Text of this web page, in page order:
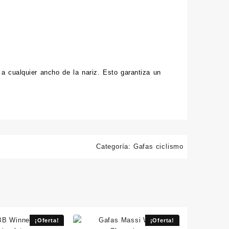
cualquier ancho de la nariz Esto garantiza un
Categoría: Gafas ciclismo
¡Oferta! ¡Oferta!